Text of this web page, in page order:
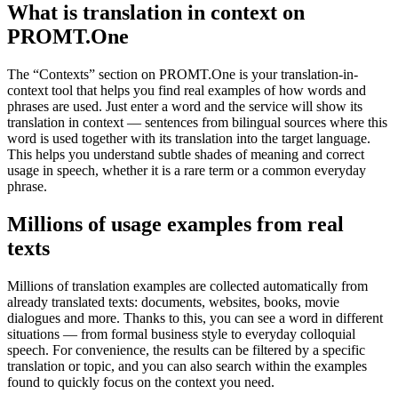
What is translation in context on
PROMT.One
The “Contexts” section on PROMT.One is your translation-in-
context tool that helps you find real examples of how words and
phrases are used. Just enter a word and the service will show its
translation in context — sentences from bilingual sources where this
word is used together with its translation into the target language.
This helps you understand subtle shades of meaning and correct
usage in speech, whether it is a rare term or a common everyday
phrase.
Millions of usage examples from real
texts
Millions of translation examples are collected automatically from
already translated texts: documents, websites, books, movie
dialogues and more. Thanks to this, you can see a word in different
situations — from formal business style to everyday colloquial
speech. For convenience, the results can be filtered by a specific
translation or topic, and you can also search within the examples
found to quickly focus on the context you need.